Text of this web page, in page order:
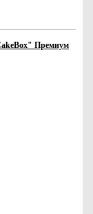
Премиум